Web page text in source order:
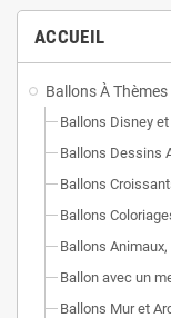
ACCUEIL
Ballons À Thèmes
Ballons Disney et
Ballons Dessins
Ballons
Ballons
Ballons
Ballon avec un
Ballons Mur et